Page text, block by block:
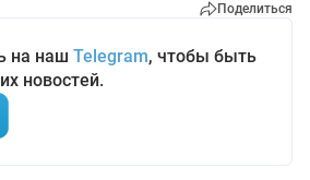
Поделиться
на наш Telegram, чтобы быть
новостей.